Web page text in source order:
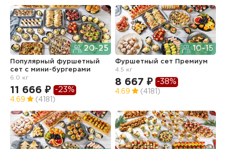
20-25
Популярный фуршетный
сет c мини-бургерами
6.0 кг
11 666 ₽ -23%
4.69 (4181)
10-15
Фуршетный сет Премиум
4.5 кг
8 667 ₽ -38%
4.69 (4181)